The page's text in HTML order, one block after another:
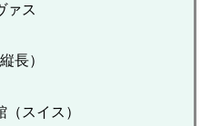
ァス
長）
スイス）